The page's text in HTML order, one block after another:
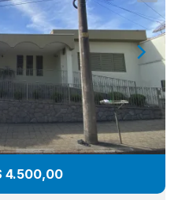
4.500,00